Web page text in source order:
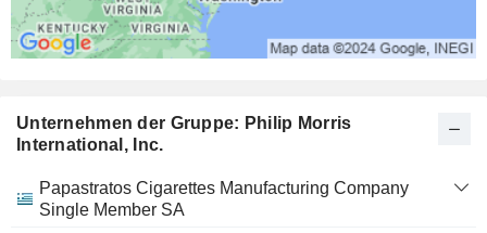
Unternehmen der Gruppe: Philip Morris
International, Inc.
Kategorie
und
Papastratos Cigarettes Manufacturing Company
Single Member SA